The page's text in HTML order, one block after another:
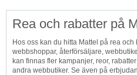
Rea och rabatter på
Hos oss kan du hitta Mattel på rea
webbshoppar, återförsäljare,
kan finnas fler kampanjer, reor,
andra webbutiker. Se även på